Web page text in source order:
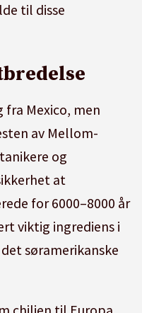
blant annet
til disse
Mexico, men
av Mellom-
og
at
for 6000–8000 år
viktig ingrediens i
søramerikanske